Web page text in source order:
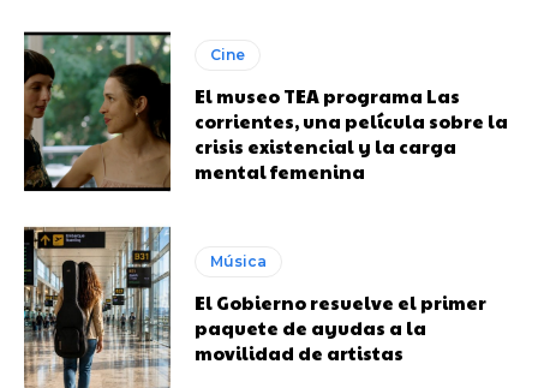
Cine
El museo TEA programa Las
corrientes, una película sobre la
crisis existencial y la carga
mental femenina
Música
El Gobierno resuelve el primer
paquete de ayudas a la
movilidad de artistas